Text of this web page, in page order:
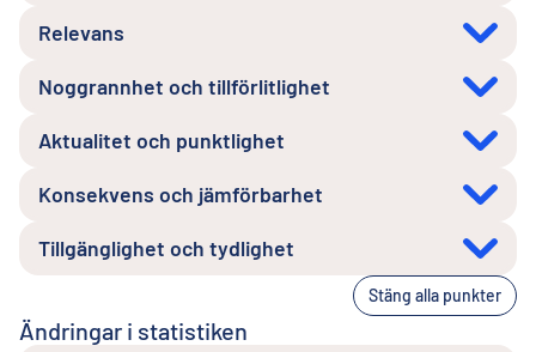
Relevans
Noggrannhet och tillförlitlighet
Aktualitet och punktlighet
Konsekvens och jämförbarhet
Tillgänglighet och tydlighet
Stäng alla punkter
Ändringar i statistiken